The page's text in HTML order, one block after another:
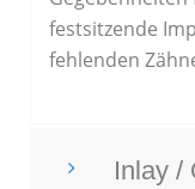
festsitzende
fehlenden
Inlay /